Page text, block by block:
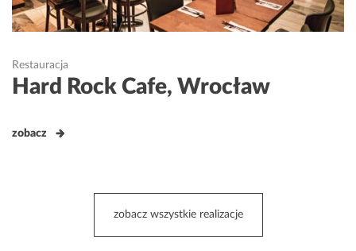
Restauracja
Hard Rock Cafe, Wrocław
zobacz
zobacz wszystkie realizacje